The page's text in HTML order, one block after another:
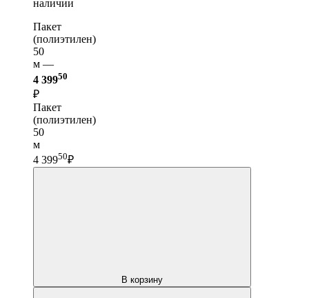
наличии
Пакет
(полиэтилен)
50
м —
4 39950
₽
Пакет
(полиэтилен)
50
м
4 39950₽
В корзину